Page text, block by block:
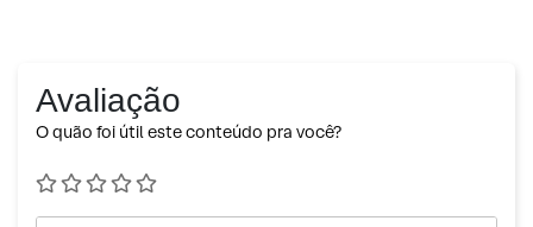
Avaliação
O quão foi útil este conteúdo pra você?